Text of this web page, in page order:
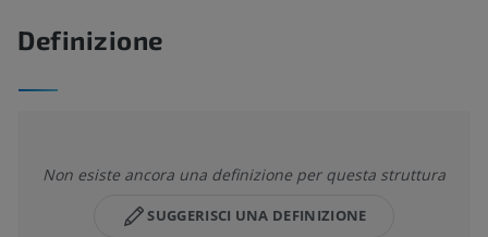
Definizione
Non esiste ancora una definizione per questa struttura
SUGGERISCI UNA DEFINIZIONE